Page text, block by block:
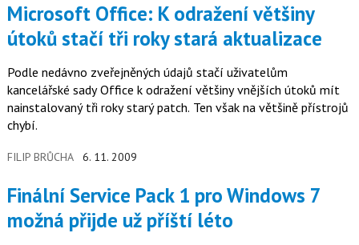
Microsoft Office: K odražení většiny
útoků stačí tři roky stará aktualizace
Podle nedávno zveřejněných údajů stačí uživatelům
kancelářské sady Office k odražení většiny vnějších útoků mít
nainstalovaný tři roky starý patch. Ten však na většině přístrojů
chybí.
FILIP BRŮCHA 6. 11. 2009
Finální Service Pack 1 pro Windows 7
možná přijde už příští léto